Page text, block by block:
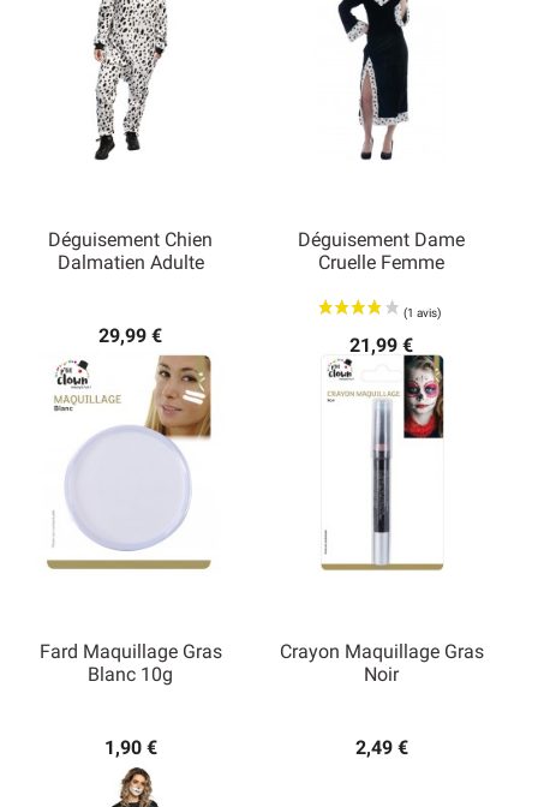
Déguisement Chien
Dalmatien Adulte
29,99 €
Déguisement Dame
Cruelle Femme
21,99 €
Fard Maquillage Gras
Blanc 10g
1,90 €
Crayon Maquillage Gras
Noir
2,49 €